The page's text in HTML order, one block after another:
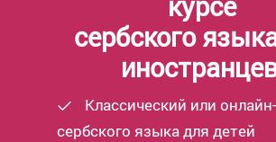
сербского
Классический или
сербского языка для детей